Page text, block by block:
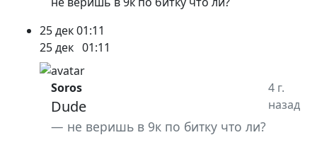
25 дек01:11
25 дек 01:11
Soros
Dude
не веришь в 9к по битку что ли?
4 г.
назад